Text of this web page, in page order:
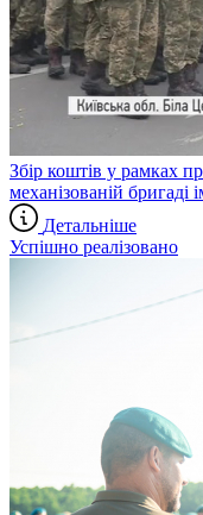
Збір коштів у рамках
механізованій бригаді
Детальніше
Успішно реалізовано